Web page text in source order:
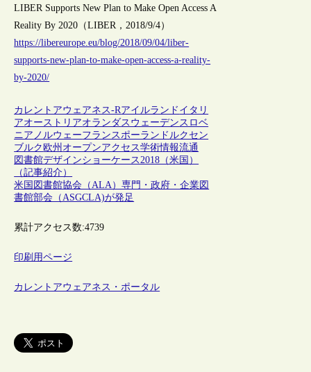
LIBER Supports New Plan to Make Open Access A
Reality By 2020（LIBER，2018/9/4）
https://libereurope.eu/blog/2018/09/04/liber-
supports-new-plan-to-make-open-access-a-reality-
by-2020/
カレントアウェアネス-Rアイルランド イタリ
アオーストリアオランダスウェーデン スロベ
ニア ノルウェーフランス ポーランド ルクセン
ブルク欧州 オープンアクセス学術情報流通
図書館デザインショーケース2018（米国）
（記事紹介）
米国図書館協会（ALA）専門・政府・企業図
書館部会（ASGCLA)が発足
累計アクセス数:4739
印刷用ページ
カレントアウェアネス・ポータル